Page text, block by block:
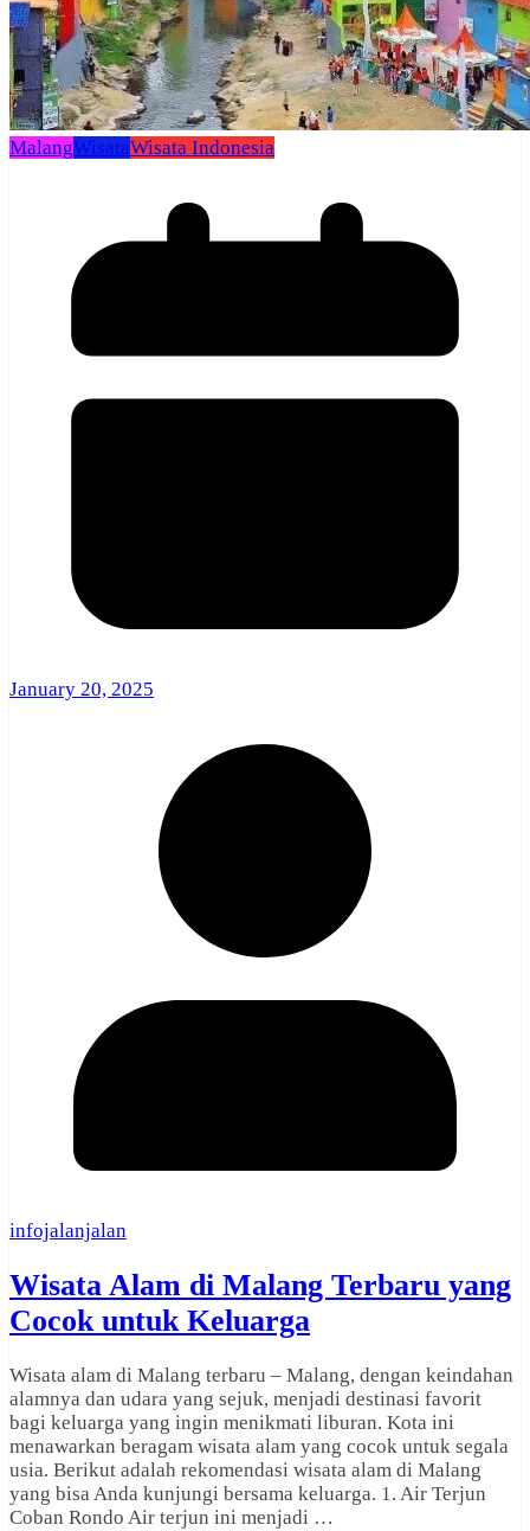
MalangWisataWisata Indonesia
January 20, 2025
infojalanjalan
Wisata Alam di Malang Terbaru yang
Cocok untuk Keluarga
Wisata alam di Malang terbaru – Malang, dengan keindahan
alamnya dan udara yang sejuk, menjadi destinasi favorit
bagi keluarga yang ingin menikmati liburan. Kota ini
menawarkan beragam wisata alam yang cocok untuk segala
usia. Berikut adalah rekomendasi wisata alam di Malang
yang bisa Anda kunjungi bersama keluarga. 1. Air Terjun
Coban Rondo Air terjun ini menjadi …